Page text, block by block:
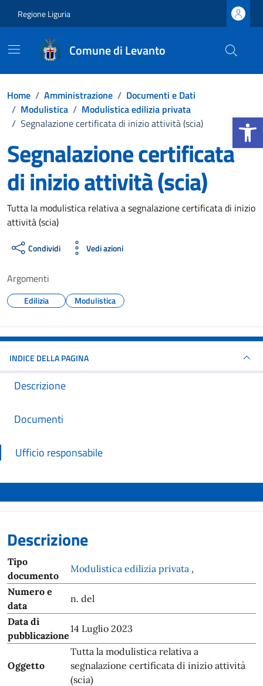
Apri la
Regione Liguria
Comune di Levanto
Home / Amministrazione / Documenti e Dati
/ Modulistica / Modulistica edilizia privata
/ Segnalazione certificata di inizio attività (scia)
Segnalazione certificata
di inizio attività (scia)
Dettagli del documento
Tutta la modulistica relativa a segnalazione certificata di inizio
attività (scia)
Condividi Vedi azioni
Argomenti
Edilizia Modulistica
INDICE DELLA PAGINA
Descrizione
Documenti
Ufficio responsabile
Descrizione
Tipo
documento
Modulistica edilizia privata ,
Numero e
data
n. del
Data di
pubblicazione
14 Luglio 2023
Oggetto
Tutta la modulistica relativa a
segnalazione certificata di inizio attività
(scia)